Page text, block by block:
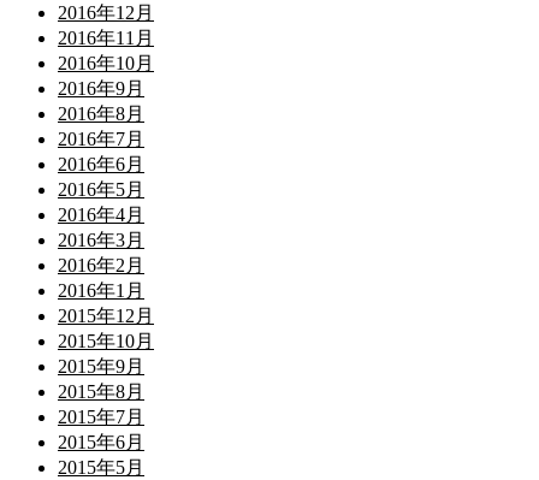
2016年12月
2016年11月
2016年10月
2016年9月
2016年8月
2016年7月
2016年6月
2016年5月
2016年4月
2016年3月
2016年2月
2016年1月
2015年12月
2015年10月
2015年9月
2015年8月
2015年7月
2015年6月
2015年5月